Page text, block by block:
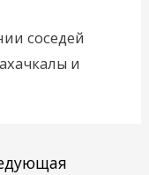
соседей
и